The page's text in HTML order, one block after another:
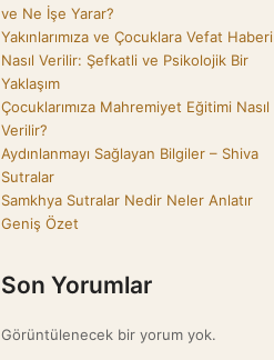
ve Ne İşe Yarar?
Yakınlarımıza ve Çocuklara Vefat Haberi
Nasıl Verilir: Şefkatli ve Psikolojik Bir
Yaklaşım
Çocuklarımıza Mahremiyet Eğitimi Nasıl
Verilir?
Aydınlanmayı Sağlayan Bilgiler – Shiva
Sutralar
Samkhya Sutralar Nedir Neler Anlatır
Geniş Özet
Son Yorumlar
Görüntülenecek bir yorum yok.